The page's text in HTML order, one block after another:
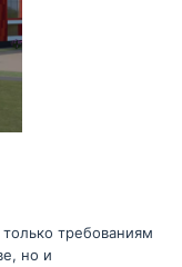
требованиям
но и